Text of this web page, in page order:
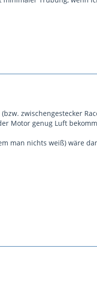
(bzw. zwischengestecker
Motor genug Luft
man nichts weiß) wäre